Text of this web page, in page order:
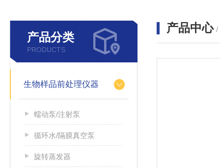
产品分类
PRODUCTS
生物样品前处理仪器
蠕动泵/注射泵
循环水/隔膜真空泵
旋转蒸发器
产品中心 /